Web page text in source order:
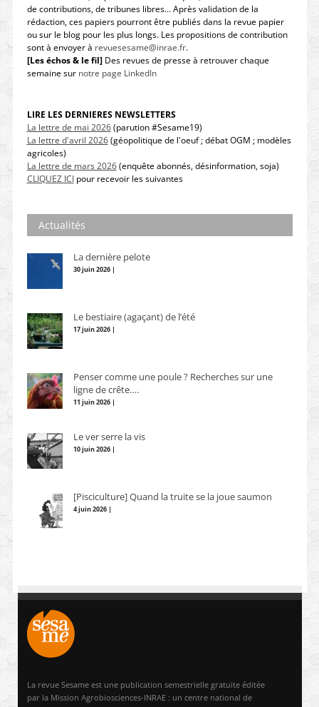
de contributions, de tribunes libres… Après validation de la
rédaction, ces papiers pourront être publiés dans la revue papier
ou sur le blog pour les plus longs. Les propositions de contribution
sont à envoyer à revuesesame@inrae.fr.
[Les échos & le fil]Des revues de presse à retrouver chaque
semaine sur notre page LinkedIn
LIRE LES DERNIERES NEWSLETTERS
La lettre de mai 2026(parution #Sesame19)
La lettre d'avril 2026(géopolitique de l'oeuf ; débat OGM ; modèles
agricoles)
La lettre de mars 2026(enquête abonnés, désinformation, soja)
CLIQUEZ ICIpour recevoir les suivantes
Actualités
La dernière pelote
30 juin 2026 |
Le bestiaire (agaçant) de l’été
17 juin 2026 |
Penser comme une poule ? Recherches sur une
ligne de crête….
11 juin 2026 |
Le ver serre la vis
10 juin 2026 |
[Pisciculture] Quand la truite se la joue saumon
4 juin 2026 |
La revue Sesame est une publication semestrielle gratuite éditée
par la Mission Agrobiosciences-INRAE : un centre national de